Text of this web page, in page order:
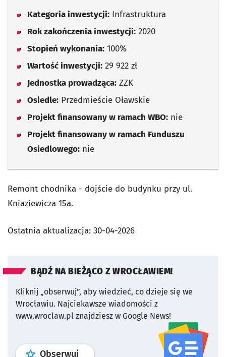
Kategoria inwestycji: Infrastruktura
Rok zakończenia inwestycji: 2020
Stopień wykonania: 100%
Wartość inwestycji: 29 922 zł
Jednostka prowadząca: ZZK
Osiedle: Przedmieście Oławskie
Projekt finansowany w ramach WBO: nie
Projekt finansowany w ramach Funduszu
Osiedlowego: nie
Remont chodnika - dojście do budynku przy ul.
Kniaziewicza 15a.
Ostatnia aktualizacja: 30-04-2026
BĄDŹ NA BIEŻĄCO Z WROCŁAWIEM!
Kliknij „obserwuj”, aby wiedzieć, co dzieje się we
Wrocławiu. Najciekawsze wiadomości z
www.wroclaw.pl znajdziesz w Google News!
Obserwuj profil serwisu